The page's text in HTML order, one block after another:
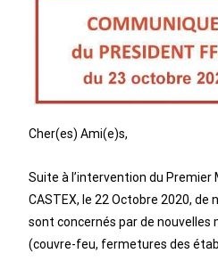
Cher(es) Ami(e)s,
Suite à l’intervention du Premier
CASTEX, le 22 Octobre 2020,
sont concernés par de
(couvre-feu, fermetures des